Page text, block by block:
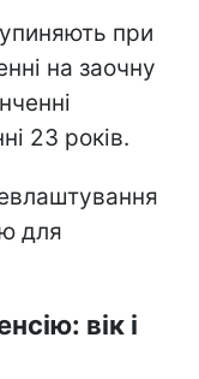
при
на заочну
23 років.
для
вік і